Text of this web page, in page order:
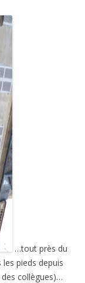
…tout près du
les pieds depuis
collègues)…